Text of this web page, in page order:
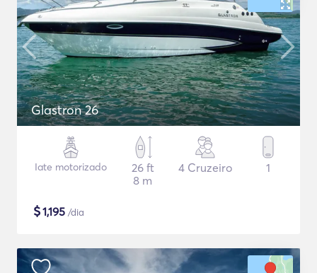
Glastron 26
Iate motorizado
26 ft
8 m
4 Cruzeiro 1
$1,195 /dia